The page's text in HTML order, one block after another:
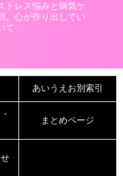
トレス悩みと病気ケ
。心が作り出してい
て
あいうえお別索引
まとめページ